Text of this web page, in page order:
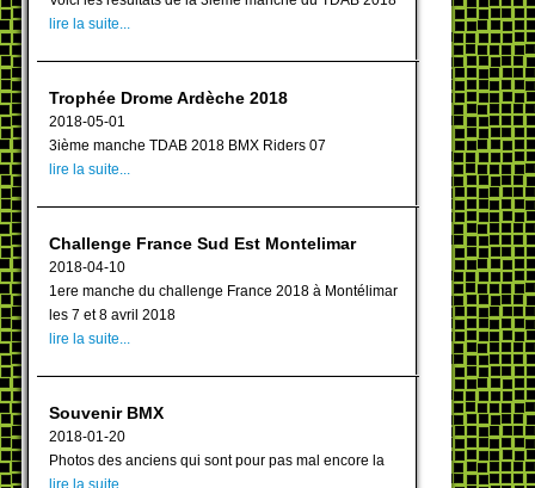
lire la suite...
Trophée Drome Ardèche 2018
2018-05-01
3ième manche TDAB 2018 BMX Riders 07
lire la suite...
Challenge France Sud Est Montelimar
2018-04-10
1ere manche du challenge France 2018 à Montélimar
les 7 et 8 avril 2018
lire la suite...
Souvenir BMX
2018-01-20
Photos des anciens qui sont pour pas mal encore la